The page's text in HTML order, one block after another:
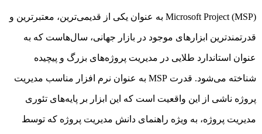
Microsoft Project (MSP) به عنوان یکی از قدیمی‌ترین، معتبرترین و
قدرتمندترین ابزارهای موجود در بازار جهانی، سال‌هاست که به
عنوان استاندارد طلایی در مدیریت پروژه‌های بزرگ و پیچیده
شناخته می‌شود. قدرت MSP به عنوان نرم افزار مناسب مدیریت
پروژه ناشی از این واقعیت است که این ابزار بر پایه‌های تئوری
مدیریت پروژه، به ویژه راهنمای دانش مدیریت پروژه که توسط